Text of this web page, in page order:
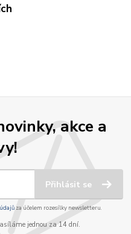
akce a
Přihlásit se
za účelem rozesílky newsletteru.
jednou za 14 dní.